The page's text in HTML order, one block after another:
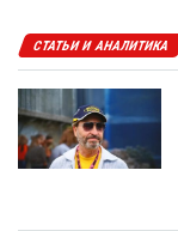
СТАТЬИ И АНАЛИТИКА